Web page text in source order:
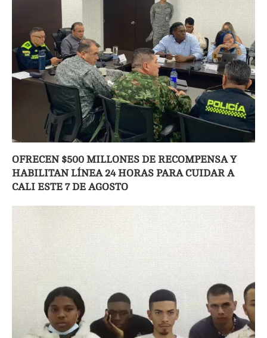
OFRECEN $500 MILLONES DE RECOMPENSA Y
HABILITAN LÍNEA 24 HORAS PARA CUIDAR A
CALI ESTE 7 DE AGOSTO